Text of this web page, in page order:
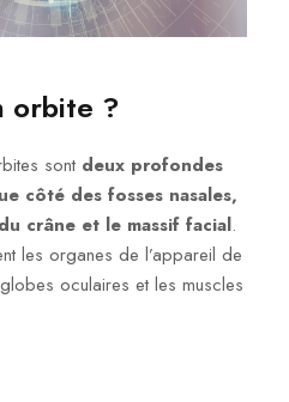
orbite ?
sont deux profondes
côté des fosses nasales,
crâne et le massif facial.
les organes de l’appareil de
oculaires et les muscles